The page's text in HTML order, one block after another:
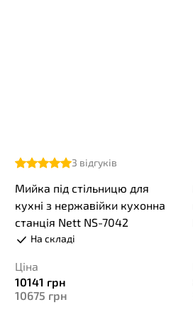
3 відгуків
Мийка під стільницю для
кухні з нержавійки кухонна
станція Nett NS-7042
На складі
Ціна
10141 грн
10675 грн